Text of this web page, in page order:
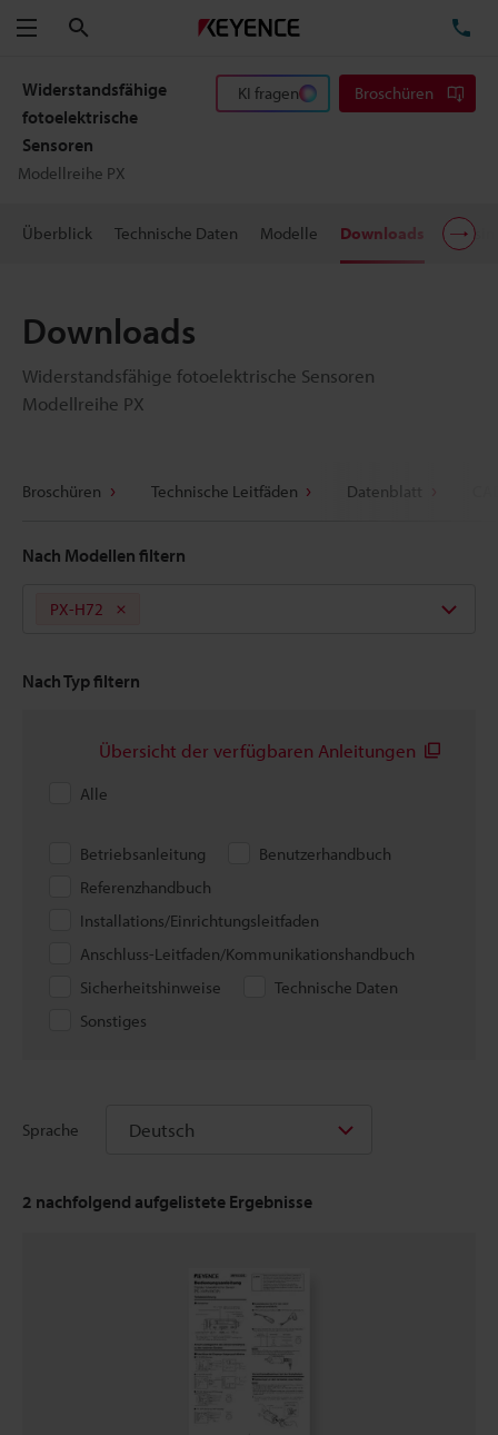
Menü
Widerstandsfähige
fotoelektrische
Sensoren
Modellreihe PX
KI fragen Broschüren
Überblick Technische Daten Modelle Downloads
Downloads
Widerstandsfähige fotoelektrische Sensoren
Modellreihe PX
Broschüren Technische Leitfäden Datenblatt
Nach Modellen filtern
PX-H72
Nach Typ filtern
Übersicht der verfügbaren Anleitungen
Alle
Betriebsanleitung
Benutzerhandbuch
Referenzhandbuch
Installations/Einrichtungsleitfaden
Anschluss-Leitfaden/Kommunikationshandbuch
Sicherheitshinweise
Technische Daten
Sonstiges
Sprache Deutsch
2 nachfolgend aufgelistete Ergebnisse